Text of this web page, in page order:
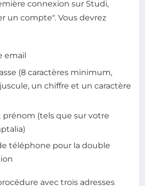
connexion sur Studi,
un compte". Vous devrez
email
(8 caractères minimum,
un chiffre et un caractère
prénom (tels que sur votre
téléphone pour la double
avec trois adresses